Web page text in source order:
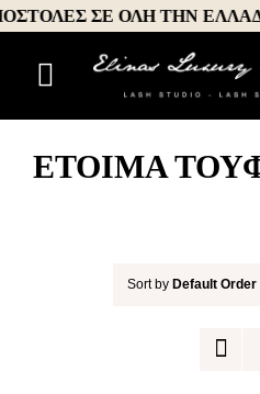
Μετάβαση
περιεχόμενο
ΣΕ ΟΛΗ ΤΗΝ
Toggle
Navigation
Αρχική
About us
ΈΤΟΙΜΑ
Sort by Default Order